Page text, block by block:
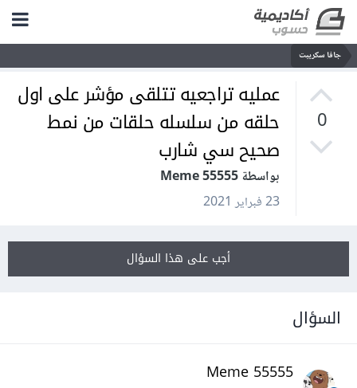
جافا سكريبت
0
عمليه تراجعيه تتلقى مؤشر على اول
حلقه من سلسله حلقات من نمط
صحيح سي شارب
بواسطة Meme 55555
23 فبراير 2021
أجب على هذا السؤال
السؤال
Meme 55555